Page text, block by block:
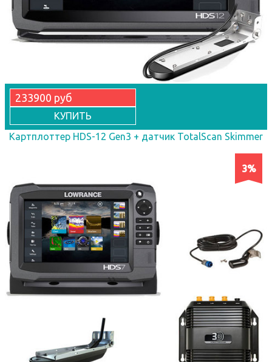
233900 руб
КУПИТЬ
Картплоттер HDS-12 Gen3 + датчик TotalScan Skimmer
3%